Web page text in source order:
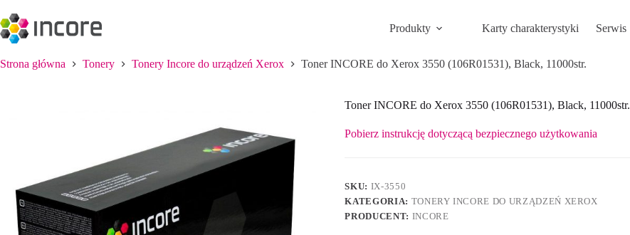
do
treści
Produkty Karty charakterystyki Serwis
Strona główna Tonery Tonery Incore do urządzeń Xerox Toner INCORE do Xerox 3550 (106R01531), Black, 11000str.
Toner INCORE do Xerox 3550 (106R01531), Black, 11000str.
Pobierz instrukcję dotyczącą bezpiecznego użytkowania
SKU: IX-3550
KATEGORIA: TONERY INCORE DO URZĄDZEŃ XEROX
PRODUCENT: INCORE